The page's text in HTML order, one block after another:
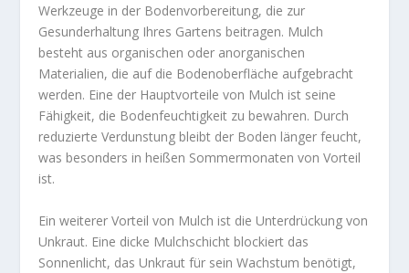
Werkzeuge in der Bodenvorbereitung, die zur
Gesunderhaltung Ihres Gartens beitragen. Mulch
besteht aus organischen oder anorganischen
Materialien, die auf die Bodenoberfläche aufgebracht
werden. Eine der Hauptvorteile von Mulch ist seine
Fähigkeit, die Bodenfeuchtigkeit zu bewahren. Durch
reduzierte Verdunstung bleibt der Boden länger feucht,
was besonders in heißen Sommermonaten von Vorteil
ist.
Ein weiterer Vorteil von Mulch ist die Unterdrückung von
Unkraut. Eine dicke Mulchschicht blockiert das
Sonnenlicht, das Unkraut für sein Wachstum benötigt,